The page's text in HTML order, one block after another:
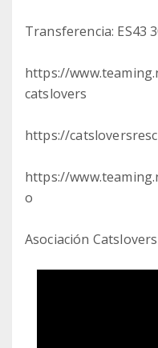
Transferencia: ES43
https://
catslovers
https://
https://
o
Asociación